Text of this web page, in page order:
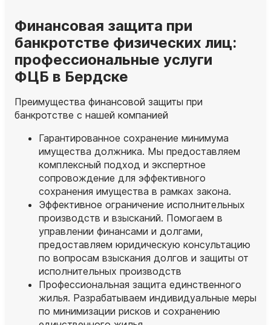
Финансовая защита при
банкротстве физических лиц:
профессиональные услуги
ФЦБ в Бердске
Преимущества финансовой защиты при
банкротстве с нашей компанией
Гарантированное сохранение минимума
имущества должника. Мы предоставляем
комплексный подход и экспертное
сопровождение для эффективного
сохранения имущества в рамках закона.
Эффективное ограничение исполнительных
производств и взысканий. Помогаем в
управлении финансами и долгами,
предоставляем юридическую консультацию
по вопросам взыскания долгов и защиты от
исполнительных производств
Профессиональная защита единственного
жилья. Разрабатываем индивидуальные меры
по минимизации рисков и сохранению